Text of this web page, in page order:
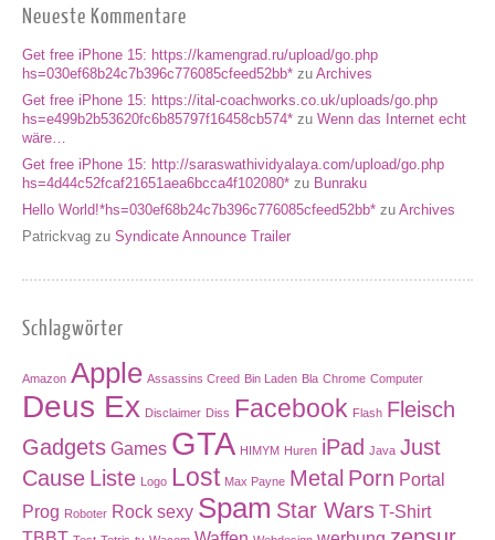
Neueste Kommentare
Get free iPhone 15: https://kamengrad.ru/upload/go.php
hs=030ef68b24c7b396c776085cfeed52bb* zu Archives
Get free iPhone 15: https://ital-coachworks.co.uk/uploads/go.php
hs=e499b2b53620fc6b85797f16458cb574* zu Wenn das Internet echt
wäre…
Get free iPhone 15: http://saraswathividyalaya.com/upload/go.php
hs=4d44c52fcaf21651aea6bcca4f102080* zu Bunraku
Hello World!*hs=030ef68b24c7b396c776085cfeed52bb* zu Archives
Patrickvag zu Syndicate Announce Trailer
Schlagwörter
Amazon Apple Assassins Creed Bin Laden Bla Chrome Computer
Deus Ex Disclaimer Diss Facebook Flash Fleisch
Gadgets Games GTA HIMYM Huren iPad Java Just
Cause Liste Logo Lost Max Payne Metal Porn Portal
Prog Roboter Rock sexy Spam Star Wars T-Shirt